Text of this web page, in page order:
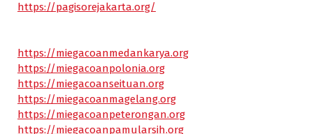
https://pagisorejakarta.org/
https://miegacoanmedankarya.org
https://miegacoanpolonia.org
https://miegacoanseituan.org
https://miegacoanmagelang.org
https://miegacoanpeterongan.org
https://miegacoanpamularsih.org